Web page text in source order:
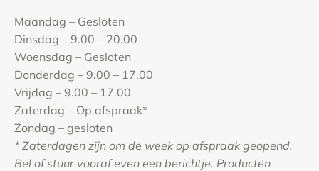
Maandag – Gesloten
Dinsdag – 9.00 – 20.00
Woensdag – Gesloten
Donderdag – 9.00 – 17.00
Vrijdag – 9.00 – 17.00
Zaterdag – Op afspraak*
Zondag – gesloten
* Zaterdagen zijn om de week op afspraak geopend.
Bel of stuur vooraf even een berichtje. Producten